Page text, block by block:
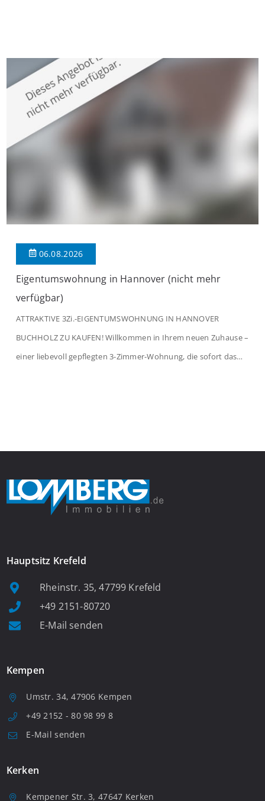
großzügige Räume und eine hochwertige Ausstattung, die
modernen Wohnkomfort mit einem stilvollen Ambiente
verbindet. Der […]
06.08.2026
Eigentumswohnung in Hannover (nicht mehr
verfügbar)
ATTRAKTIVE 3Zi.-EIGENTUMSWOHNUNG IN HANNOVER
BUCHHOLZ ZU KAUFEN! Willkommen in Ihrem neuen Zuhause –
einer liebevoll gepflegten 3-Zimmer-Wohnung, die sofort das
Hauptsitz Krefeld
Rheinstr. 35, 47799 Krefeld
+49 2151-80720
E-Mail senden
Kempen
Umstr. 34, 47906 Kempen
+49 2152 - 80 98 99 8
E-Mail senden
Kerken
Kempener Str. 3, 47647 Kerken